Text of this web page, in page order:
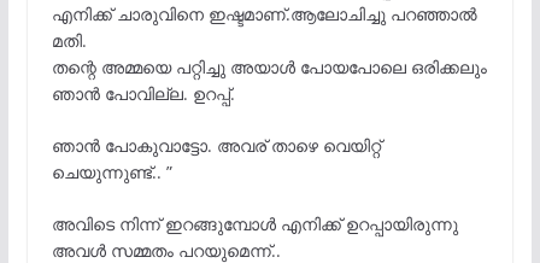
എനിക്ക് ചാരുവിനെ ഇഷ്ടമാണ്.ആലോചിച്ചു പറഞ്ഞാൽ
മതി.
തന്റെ അമ്മയെ പറ്റിച്ചു അയാൾ പോയപോലെ ഒരിക്കലും
ഞാൻ പോവില്ല. ഉറപ്പ്.
ഞാൻ പോകുവാട്ടോ. അവര് താഴെ വെയിറ്റ്
ചെയുന്നുണ്ട്.. ”
അവിടെ നിന്ന് ഇറങ്ങുമ്പോൾ എനിക്ക് ഉറപ്പായിരുന്നു
അവൾ സമ്മതം പറയുമെന്ന്..